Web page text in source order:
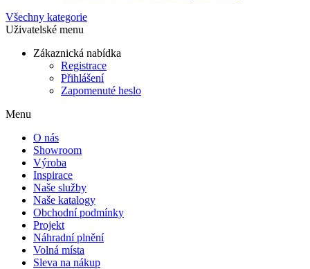
Všechny kategorie
Uživatelské menu
Zákaznická nabídka
Registrace
Přihlášení
Zapomenuté heslo
Menu
O nás
Showroom
Výroba
Inspirace
Naše služby
Naše katalogy
Obchodní podmínky
Projekt
Náhradní plnění
Volná místa
Sleva na nákup